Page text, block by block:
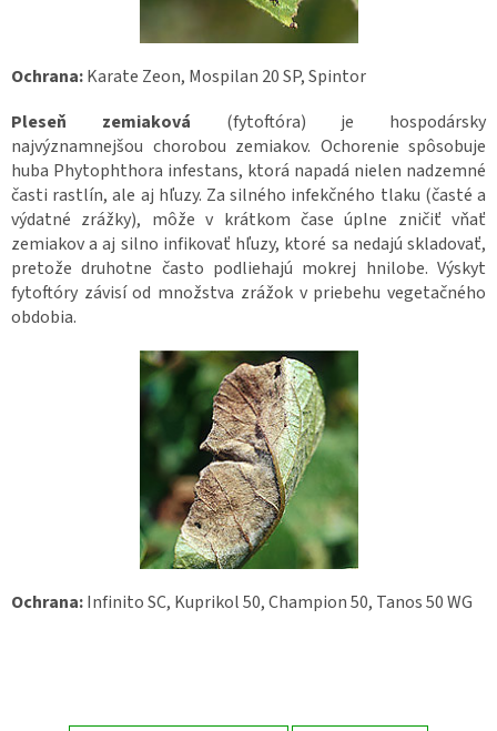
Ochrana:Karate Zeon, Mospilan 20 SP, Spintor
Pleseň zemiaková (fytoftóra) je hospodársky
najvýznamnejšou chorobou zemiakov. Ochorenie spôsobuje
huba Phytophthora infestans, ktorá napadá nielen nadzemné
časti rastlín, ale aj hľuzy. Za silného infekčného tlaku (časté a
výdatné zrážky), môže v krátkom čase úplne zničiť vňať
zemiakov a aj silno infikovať hľuzy, ktoré sa nedajú skladovať,
pretože druhotne často podliehajú mokrej hnilobe. Výskyt
fytoftóry závisí od množstva zrážok v priebehu vegetačného
obdobia.
Ochrana:Infinito SC, Kuprikol 50, Champion 50, Tanos 50 WG